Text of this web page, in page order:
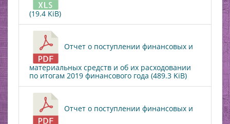
(19.4 KiB)
Отчет о поступлении финансовых и
материальных средств и об их расходовании
по итогам 2019 финансового года (489.3 KiB)
Отчет о поступлении финансовых и